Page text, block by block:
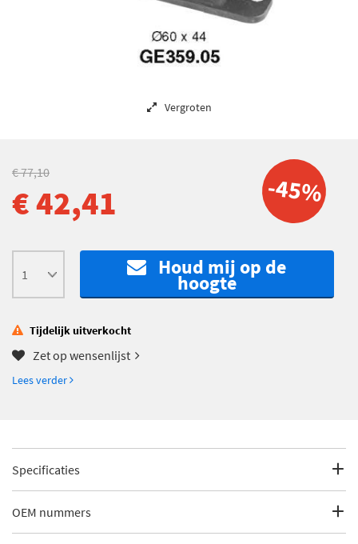
Vergroten
-45%
€ 77,10
€ 42,41
Houd mij op de
hoogte
Tijdelijk uitverkocht
Zet op wensenlijst
Lees verder
Specificaties
Fabrikantcode
OEM nummers